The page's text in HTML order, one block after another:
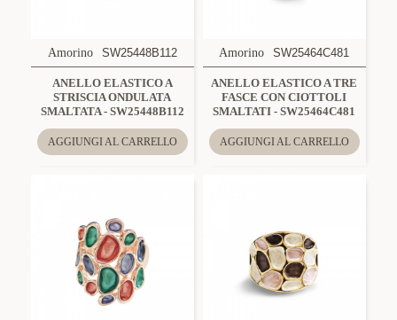
Amorino SW25448B112
ANELLO ELASTICO A
STRISCIA ONDULATA
SMALTATA - SW25448B112
AGGIUNGI AL CARRELLO
Amorino SW25464C481
ANELLO ELASTICO A TRE
FASCE CON CIOTTOLI
SMALTATI - SW25464C481
AGGIUNGI AL CARRELLO